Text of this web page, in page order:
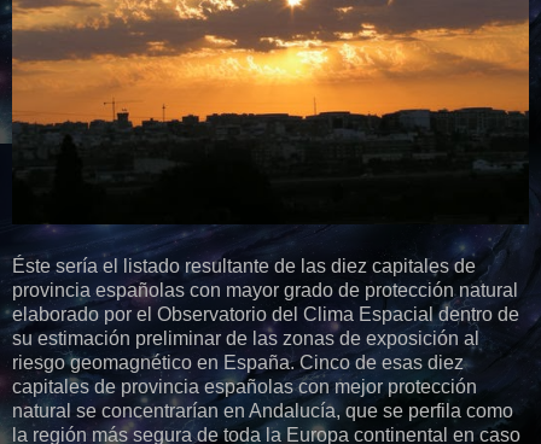
Éste sería el listado resultante de las diez capitales de
provincia españolas con mayor grado de protección natural
elaborado por el Observatorio del Clima Espacial dentro de
su estimación preliminar de las zonas de exposición al
riesgo geomagnético en España. Cinco de esas diez
capitales de provincia españolas con mejor protección
natural se concentrarían en Andalucía, que se perfila como
la región más segura de toda la Europa continental en caso